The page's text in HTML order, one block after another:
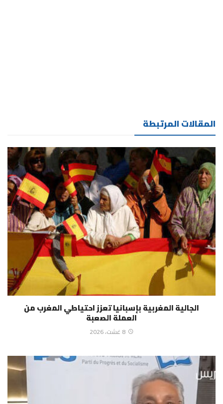
المقالات المرتبطة
الجالية المغربية بإسبانيا تعزز احتياطي المغرب من
العملة الصعبة
8 غشت، 2026